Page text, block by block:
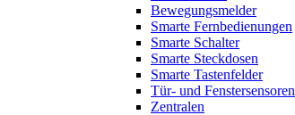
Bewegungsmelder
Smarte Fernbedienungen
Smarte Schalter
Smarte Steckdosen
Smarte Tastenfelder
Tür- und Fenstersensoren
Zentralen